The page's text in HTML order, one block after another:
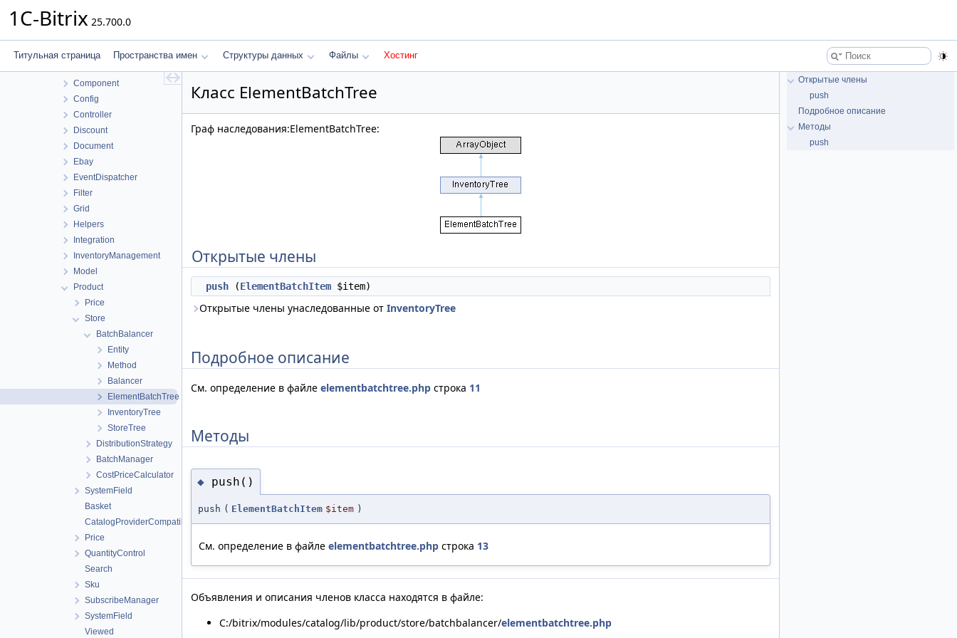
1C-Bitrix 25.700.0
Титульная страница Пространства имен Структуры данных Файлы Хостинг
Calendar
Access
Component
Config
Controller
Discount
Document
Ebay
EventDispatcher
Filter
Grid
Helpers
Integration
InventoryManagement
Model
Product
Price
Store
BatchBalancer
Entity
Method
Balancer
ElementBatchTree
InventoryTree
StoreTree
DistributionStrategy
BatchManager
CostPriceCalculator
SystemField
Basket
CatalogProviderCompatibility
Price
QuantityControl
Search
Sku
SubscribeManager
SystemField
Viewed
Класс ElementBatchTree
Граф наследования:ElementBatchTree:
Открытые члены
push (ElementBatchItem $item)
Открытые члены унаследованные от InventoryTree
Подробное описание
См. определение в файле elementbatchtree.php строка 11
Методы
◆ push()
push ( ElementBatchItem $item )
См. определение в файле elementbatchtree.php строка 13
Объявления и описания членов класса находятся в файле:
C:/bitrix/modules/catalog/lib/product/store/batchbalancer/elementbatchtree.php
Открытые члены
push
Подробное описание
Методы
push